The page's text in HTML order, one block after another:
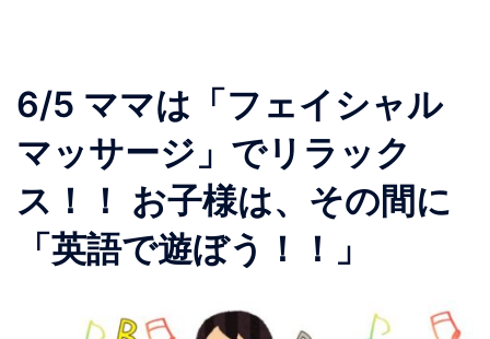
6/5 ママは「フェイシャル
マッサージ」でリラック
ス！！ お子様は、その間に
「英語で遊ぼう！！」